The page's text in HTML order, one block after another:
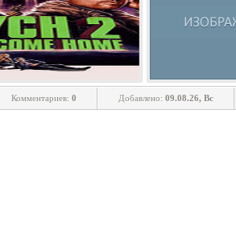
Комментариев: 0 Добавлено: 09.08.26, Вс